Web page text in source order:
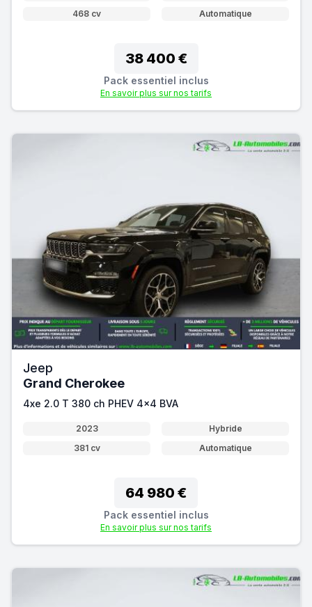
468 cv
Automatique
38 400 €
Pack essentiel inclus
En savoir plus sur nos tarifs
Jeep
Grand Cherokee
4xe 2.0 T 380 ch PHEV 4x4 BVA
2023
Hybride
381 cv
Automatique
64 980 €
Pack essentiel inclus
En savoir plus sur nos tarifs